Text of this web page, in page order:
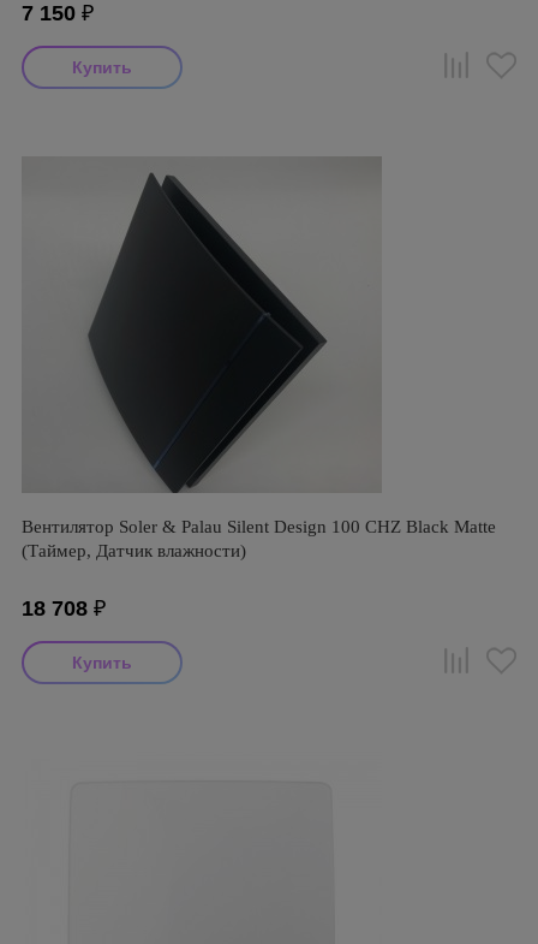
7 150 ₽
Вентилятор Soler & Palau Silent Design 100 CHZ Black Matte
(Таймер, Датчик влажности)
18 708 ₽